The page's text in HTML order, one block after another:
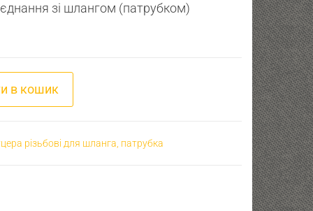
зі шлангом (патрубком)
в кошик
різьбові для шланга, патрубка